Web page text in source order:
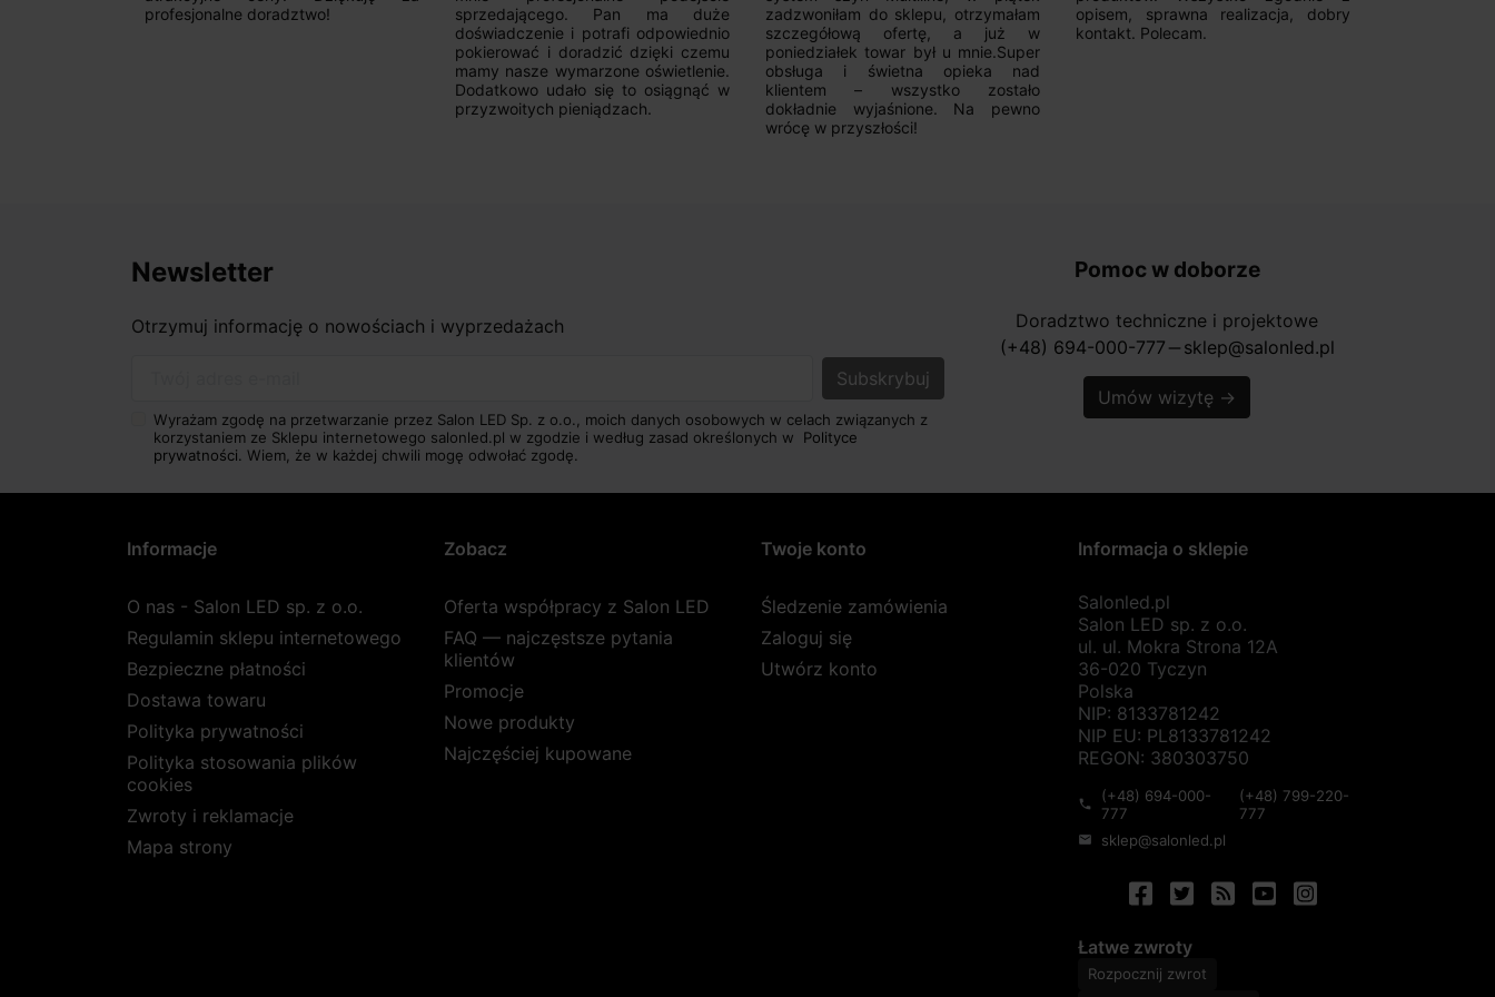
profesjonalne doradztwo!
sprzedającego. Pan ma duże
doświadczenie i potrafi odpowiednio
pokierować i doradzić dzięki czemu
mamy nasze wymarzone oświetlenie.
Dodatkowo udało się to osiągnąć w
przyzwoitych pieniądzach.
zadzwoniłam do sklepu, otrzymałam
szczegółową ofertę, a już w
poniedziałek towar był u mnie.Super
obsługa i świetna opieka nad
klientem – wszystko zostało
dokładnie wyjaśnione. Na pewno
wrócę w przyszłości!
opisem, sprawna realizacja, dobry
kontakt. Polecam.
Newsletter
Otrzymuj informację o nowościach i wyprzedażach
Wyrażam zgodę na przetwarzanie przez Salon LED Sp. z o.o., moich danych osobowych w celach związanych z
korzystaniem ze Sklepu internetowego salonled.pl w zgodzie i według zasad określonych w Polityce
prywatności. Wiem, że w każdej chwili mogę odwołać zgodę.
Pomoc w doborze
Doradztwo techniczne i projektowe
(+48) 694-000-777 horizontal_rule sklep@salonled.pl
Umów wizytę →
Informacje
O nas - Salon LED sp. z o.o.
Regulamin sklepu internetowego
Bezpieczne płatności
Dostawa towaru
Polityka prywatności
Polityka stosowania plików
cookies
Zwroty i reklamacje
Mapa strony
Zobacz
Oferta współpracy z Salon LED
FAQ — najczęstsze pytania
klientów
Promocje
Nowe produkty
Najczęściej kupowane
Twoje konto
Śledzenie zamówienia
Zaloguj się
Utwórz konto
Informacja o sklepie
Salonled.pl
Salon LED sp. z o.o.
ul. ul. Mokra Strona 12A
36-020 Tyczyn
Polska
NIP: 8133781242
NIP EU: PL8133781242
REGON: 380303750
phone
(+48) 694-000-
777
(+48) 799-220-
777
mail sklep@salonled.pl
Łatwe zwroty
Rozpocznij zwrot